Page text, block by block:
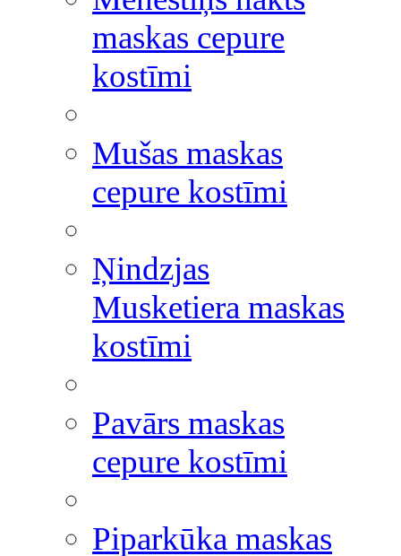
maskas cepure
kostīmi
Mušas maskas
cepure kostīmi
Ņindzjas
Musketiera maskas
kostīmi
Pavārs maskas
cepure kostīmi
Piparkūka maskas